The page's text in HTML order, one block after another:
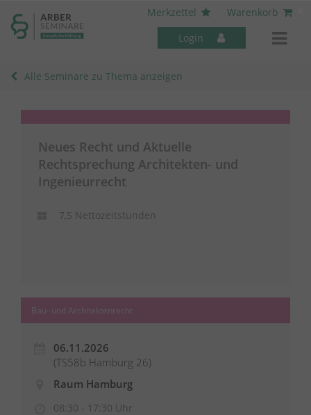
Merkzettel
Warenkorb
Login
Mitarbeiter-Seminare
Alle Seminare zu Thema anzeigen
Neues Recht und Aktuelle
Rechtsprechung Architekten- und
Ingenieurrecht
7,5 Nettozeitstunden
Bau- und Architektenrecht
06.11.2026
(TS58b Hamburg 26)
Raum Hamburg
08:30 - 17:30 Uhr